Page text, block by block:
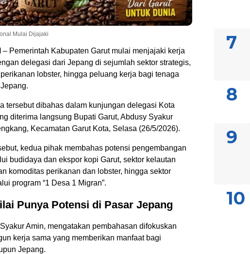
Mulai Dijajaki
– Pemerintah Kabupaten Garut mulai menjajaki kerja
delegasi dari Jepang di sejumlah sektor strategis,
lobster, hingga peluang kerja bagi tenaga
tersebut dibahas dalam kunjungan delegasi Kota
diterima langsung Bupati Garut, Abdusy Syakur
Kecamatan Garut Kota, Selasa (26/5/2026).
kedua pihak membahas potensi pengembangan
budidaya dan ekspor kopi Garut, sektor kelautan
komoditas perikanan dan lobster, hingga sektor
program “1 Desa 1 Migran”.
Punya Potensi di Pasar Jepang
Amin, mengatakan pembahasan difokuskan
kerja sama yang memberikan manfaat bagi
Jepang.